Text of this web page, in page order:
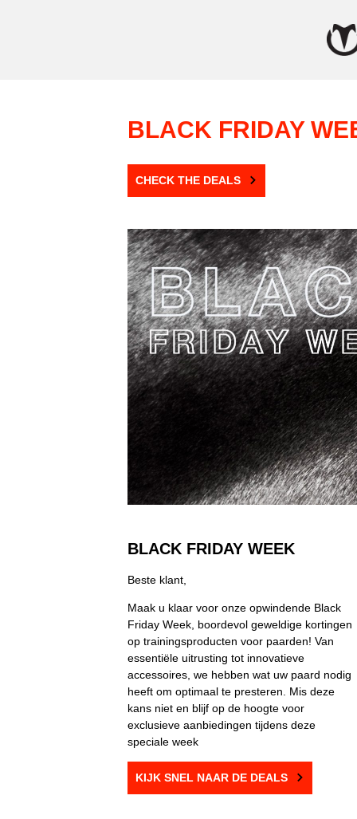
BLACK FRIDAY
CHECK THE DEALS
BLACK FRIDAY WEEK
Beste klant,
Maak u klaar voor onze opwindende Black
Friday Week, boordevol geweldige kortingen
op trainingsproducten voor paarden! Van
essentiële uitrusting tot innovatieve
accessoires, we hebben wat uw paard nodig
heeft om optimaal te presteren. Mis deze
kans niet en blijf op de hoogte voor
exclusieve aanbiedingen tijdens deze
speciale week
KIJK SNEL NAAR DE DEALS